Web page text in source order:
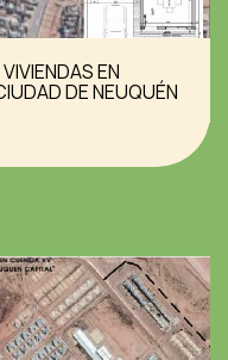
EN
DE NEUQUÉN